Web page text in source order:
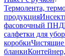
Термолента,
продукция
фасовочный ПНД
салфетки для
коробки
бланки